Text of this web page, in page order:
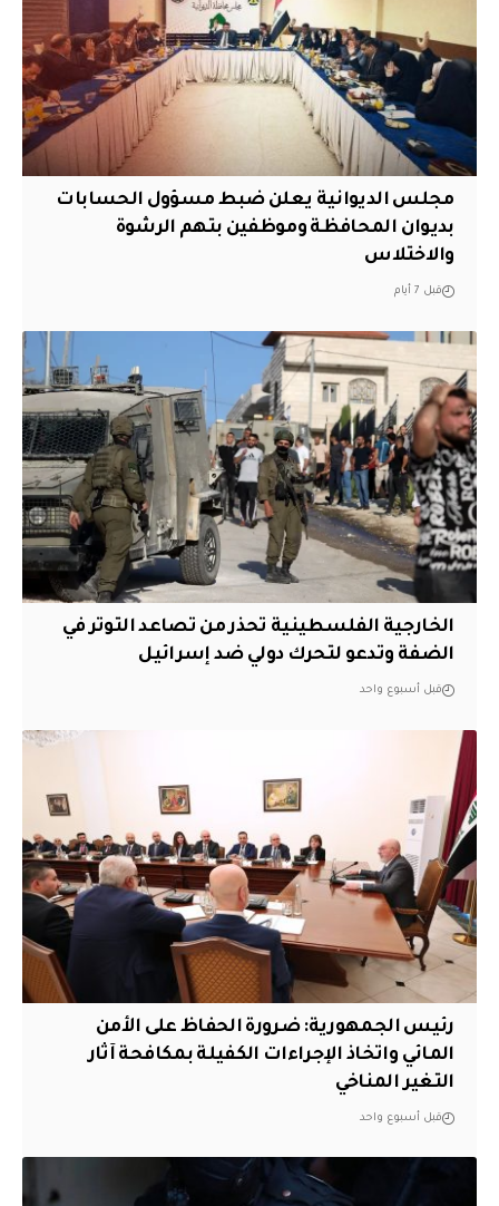
مجلس الديوانية يعلن ضبط مسؤول الحسابات
بديوان المحافظة وموظفين بتهم الرشوة
والاختلاس
قبل 7 أيام
الخارجية الفلسطينية تحذر من تصاعد التوتر في
الضفة وتدعو لتحرك دولي ضد إسرائيل
قبل أسبوع واحد
رئيس الجمهورية: ضرورة الحفاظ على الأمن
المائي واتخاذ الإجراءات الكفيلة بمكافحة آثار
التغير المناخي
قبل أسبوع واحد